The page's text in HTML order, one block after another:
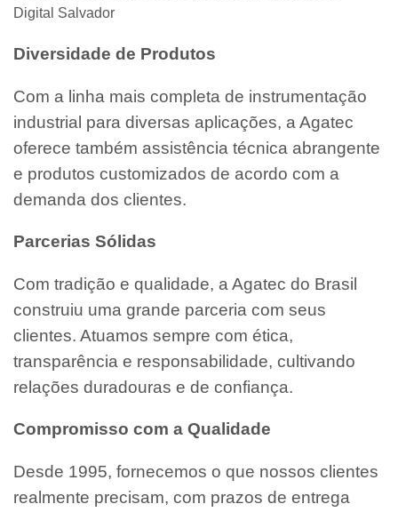
Digital Salvador
Diversidade de Produtos
Com a linha mais completa de instrumentação
industrial para diversas aplicações, a Agatec
oferece também assistência técnica abrangente
e produtos customizados de acordo com a
demanda dos clientes.
Parcerias Sólidas
Com tradição e qualidade, a Agatec do Brasil
construiu uma grande parceria com seus
clientes. Atuamos sempre com ética,
transparência e responsabilidade, cultivando
relações duradouras e de confiança.
Compromisso com a Qualidade
Desde 1995, fornecemos o que nossos clientes
realmente precisam, com prazos de entrega